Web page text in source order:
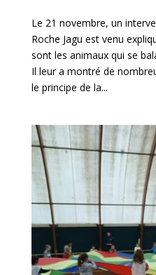
Le 21 novembre, un
Roche Jagu est venu
sont les animaux qui se
Il leur a montré de
le principe de la...